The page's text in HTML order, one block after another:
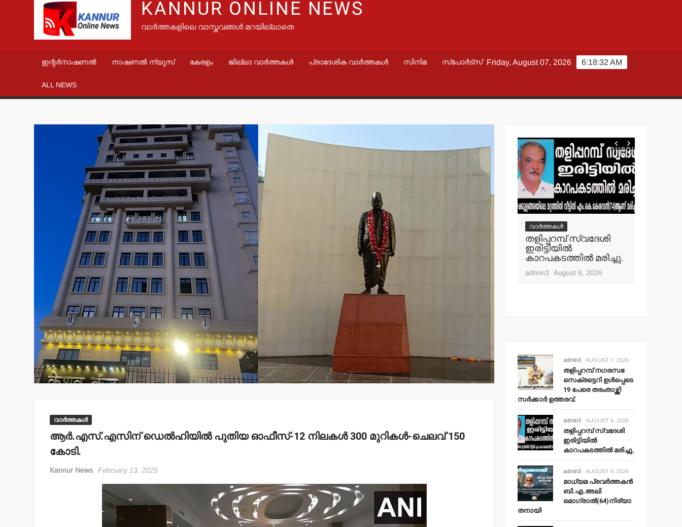
KANNUR ONLINE NEWS
വാർത്തകളിലെ വാസ്തവങ്ങൾ മറയില്ലാതെ
ഇന്റർനാഷണൽ നാഷണൽ ന്യൂസ് കേരളം ജില്ലാ വാർത്തകൾ പ്രാദേശിക വാർത്തകൾ സിനിമ സ്പോർട്സ്
ALL NEWS
6:18:33 AM
Friday, August 07, 2026
വാർത്തകൾ
ആര്‍.എസ്.എസിന് ഡെല്‍ഹിയില്‍ പുതിയ ഓഫീസ്-12 നിലകള്‍ 300 മുറികള്‍-ചെലവ് 150
കോടി.
Kannur News February 13, 2025
മന്ത്രി അനൂപ് ജേക്കബ്
പാടിയോട്ടുചാലില്‍
മാവേലി സൂപ്പര്‍ സ്റ്റോര്‍
ഉദ്ഘാടനം ചെയ്യും.
August 6, 2026
19 പേരെ തരംതാഴ്ത്തി
വാർത്തകൾ
തളിപ്പറമ്പ് സ്വദേശി
ഇരിട്ടിയില്‍
കാറപകടത്തില്‍ മരിച്ചു.
admin3 August 6, 2026
admin3 AUGUST 7, 2026
തളിപ്പറമ്പ് നഗരസഭ
സെക്രട്ടെറി ഉള്‍പ്പെടെ
19 പേരെ തരംതാഴ്ത്തി
സര്‍ക്കാര്‍ ഉത്തരവ്.
admin3 AUGUST 6, 2026
തളിപ്പറമ്പ് സ്വദേശി
ഇരിട്ടിയില്‍
കാറപകടത്തില്‍ മരിച്ചു.
admin3 AUGUST 6, 2026
മാധ്യമ പ്രവര്‍ത്തകന്‍
ബി.എ.അലി
മൊഗ്രാല്‍(64)നിര്യാ
തനായി